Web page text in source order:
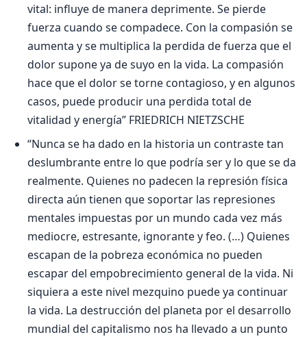
vital: influye de manera deprimente. Se pierde
fuerza cuando se compadece. Con la compasión se
aumenta y se multiplica la perdida de fuerza que el
dolor supone ya de suyo en la vida. La compasión
hace que el dolor se torne contagioso, y en algunos
casos, puede producir una perdida total de
vitalidad y energía” FRIEDRICH NIETZSCHE
“Nunca se ha dado en la historia un contraste tan
deslumbrante entre lo que podría ser y lo que se da
realmente. Quienes no padecen la represión física
directa aún tienen que soportar las represiones
mentales impuestas por un mundo cada vez más
mediocre, estresante, ignorante y feo. (…) Quienes
escapan de la pobreza económica no pueden
escapar del empobrecimiento general de la vida. Ni
siquiera a este nivel mezquino puede ya continuar
la vida. La destrucción del planeta por el desarrollo
mundial del capitalismo nos ha llevado a un punto